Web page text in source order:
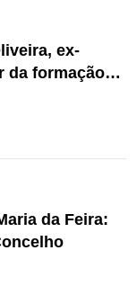
ex-
da formação
da Feira: